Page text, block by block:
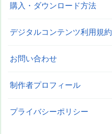
購入・ダウンロード方法
デジタルコンテンツ利用規約
お問い合わせ
制作者プロフィール
プライバシーポリシー